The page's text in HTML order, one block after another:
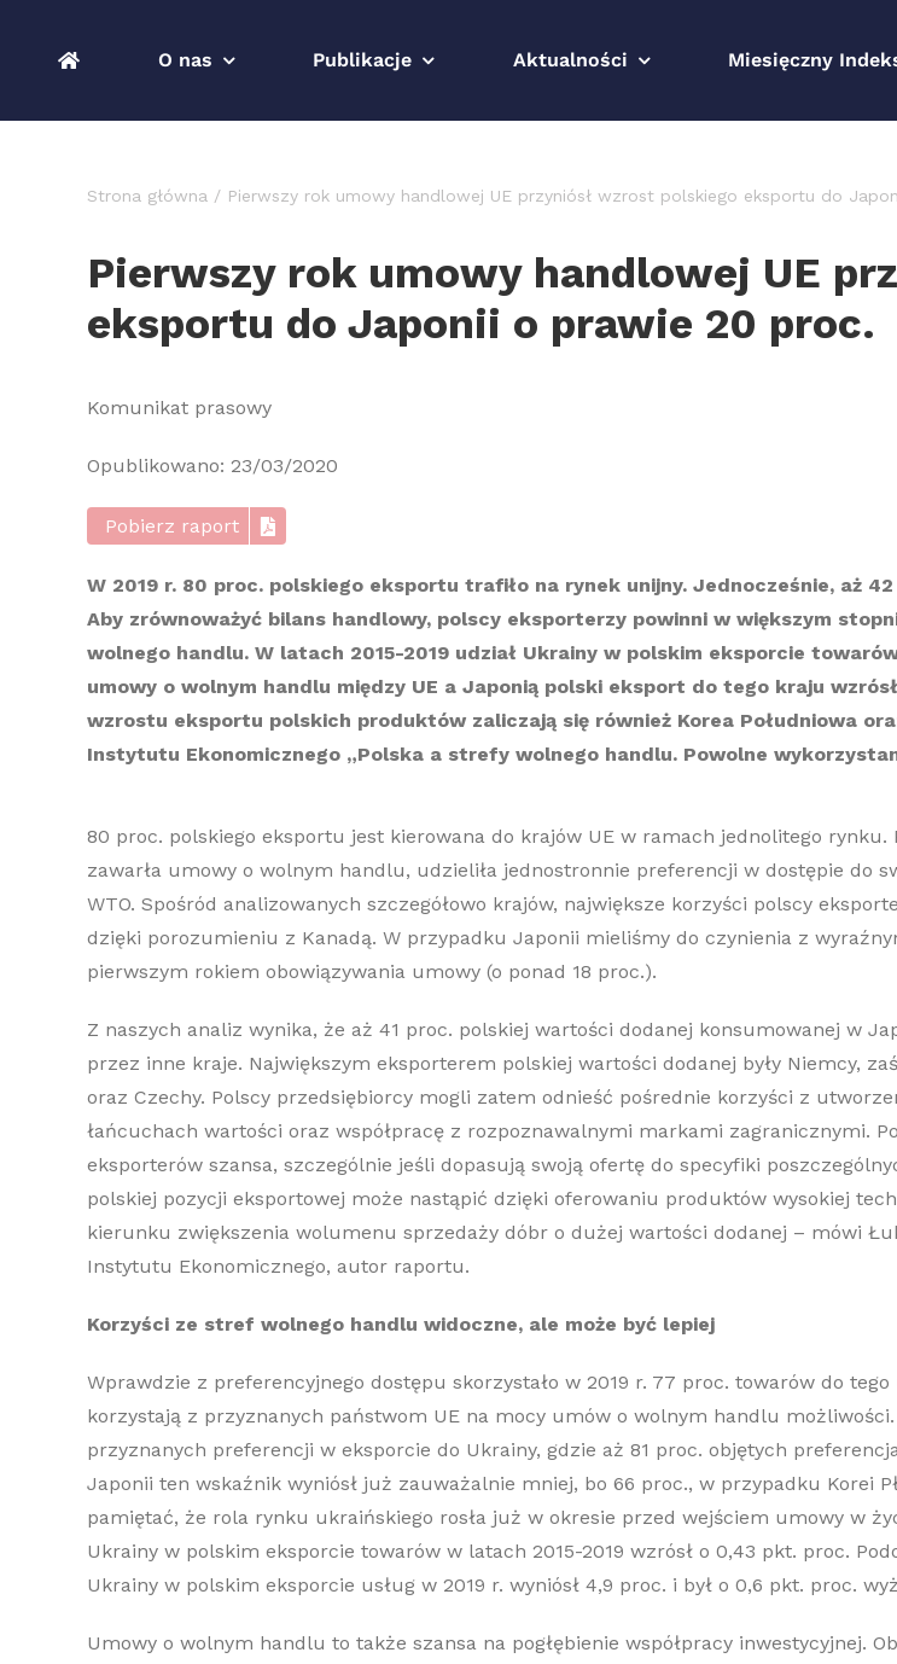
O nas Publikacje Aktualności Miesięczny
Strona główna Pierwszy rok umowy handlowej UE przyniósł wzrost polskiego eksportu do
Pierwszy rok umowy handlowej UE
eksportu do Japonii o prawie 20 proc.
Komunikat prasowy
Opublikowano: 23/03/2020
Pobierz raport
W 2019 r. 80 proc. polskiego eksportu trafiło na rynek unijny. Jednocześnie, aż
Aby zrównoważyć bilans handlowy, polscy eksporterzy powinni w większym
wolnego handlu. W latach 2015-2019 udział Ukrainy w polskim eksporcie
umowy o wolnym handlu między UE a Japonią polski eksport do tego kraju
wzrostu eksportu polskich produktów zaliczają się również Korea Południowa
Instytutu Ekonomicznego „Polska a strefy wolnego handlu. Powolne
80 proc. polskiego eksportu jest kierowana do krajów UE w ramach jednolitego
zawarła umowy o wolnym handlu, udzieliła jednostronnie preferencji w dostępie do
WTO. Spośród analizowanych szczegółowo krajów, największe korzyści polscy
dzięki porozumieniu z Kanadą. W przypadku Japonii mieliśmy do czynienia z
pierwszym rokiem obowiązywania umowy (o ponad 18 proc.).
Z naszych analiz wynika, że aż 41 proc. polskiej wartości dodanej konsumowanej w
przez inne kraje. Największym eksporterem polskiej wartości dodanej były Niemcy,
oraz Czechy. Polscy przedsiębiorcy mogli zatem odnieść pośrednie korzyści z
łańcuchach wartości oraz współpracę z rozpoznawalnymi markami zagranicznymi.
eksporterów szansa, szczególnie jeśli dopasują swoją ofertę do specyfiki
polskiej pozycji eksportowej może nastąpić dzięki oferowaniu produktów wysokiej
kierunku zwiększenia wolumenu sprzedaży dóbr o dużej wartości dodanej – mówi
Instytutu Ekonomicznego, autor raportu.
Korzyści ze stref wolnego handlu widoczne, ale może być lepiej
Wprawdzie z preferencyjnego dostępu skorzystało w 2019 r. 77 proc. towarów do
korzystają z przyznanych państwom UE na mocy umów o wolnym handlu
przyznanych preferencji w eksporcie do Ukrainy, gdzie aż 81 proc. objętych
Japonii ten wskaźnik wyniósł już zauważalnie mniej, bo 66 proc., w przypadku Korei
pamiętać, że rola rynku ukraińskiego rosła już w okresie przed wejściem umowy w
Ukrainy w polskim eksporcie towarów w latach 2015-2019 wzrósł o 0,43 pkt. proc.
Ukrainy w polskim eksporcie usług w 2019 r. wyniósł 4,9 proc. i był o 0,6 pkt. proc.
Umowy o wolnym handlu to także szansa na pogłębienie współpracy inwestycyjnej.